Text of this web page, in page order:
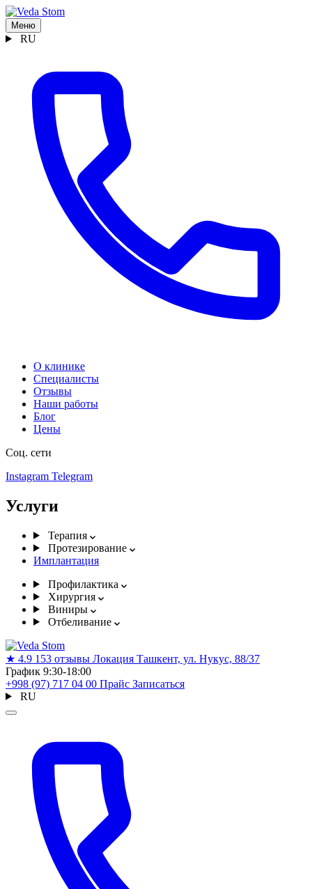
Меню
RU
О клинике
Специалисты
Отзывы
Наши работы
Блог
Цены
Соц. сети
Instagram Telegram
Услуги
Терапия
Протезирование
Имплантация
Профилактика
Хирургия
Виниры
Отбеливание
★ 4.9 153 отзывы Локация Ташкент, ул. Нукус, 88/37
График 9:30-18:00
+998 (97) 717 04 00 Прайс Записаться
RU